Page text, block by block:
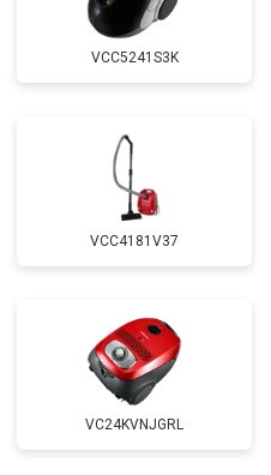
VCC5241S3K
VCC4181V37
VC24KVNJGRL